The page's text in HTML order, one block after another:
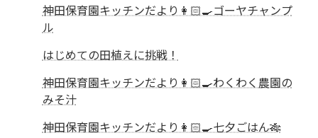
神田保育園キッチンだより👩🏻‍🍳ゴーヤチャンプ
ル
はじめての田植えに挑戦！
神田保育園キッチンだより👩🏻‍🍳わくわく農園の
みそ汁
神田保育園キッチンだより👩🏻‍🍳七夕ごはん🎋